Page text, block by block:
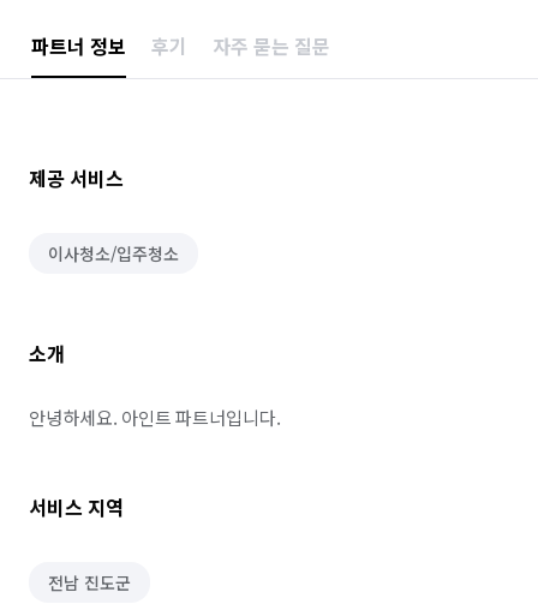
파트너 정보 후기 자주 묻는 질문
제공 서비스
이사청소/입주청소
소개
안녕하세요. 아인트 파트너입니다.
서비스 지역
전남 진도군